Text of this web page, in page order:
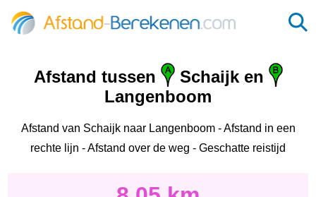
Afstand tussen
Schaijk en
Langenboom
Afstand van Schaijk naar Langenboom - Afstand in een
rechte lijn - Afstand over de weg - Geschatte reistijd